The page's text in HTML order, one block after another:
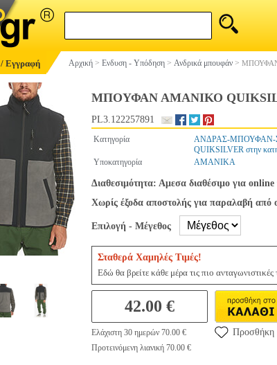
Εγγραφή Αρχική > Ενδυση - Υπόδηση > Ανδρικά μπουφάν > ΜΠΟΥΦΑΝ
ΜΠΟΥΦΑΝ ΑΜΑΝΙΚΟ
PL3.122257891
Κατηγορία ΑΝΔΡΑΣ-ΜΠΟΥΦΑΝ-
QUIKSILVER στην
Υποκατηγορία
ΑΜΑΝΙΚΑ
Διαθεσιμότητα: Αμεσα διαθέσιμο για
Χωρίς έξοδα αποστολής για παραλαβή από
Επιλογή - Μέγεθος
Σταθερά Χαμηλές Τιμές!
Εδώ θα βρείτε κάθε μέρα τις πιο ανταγωνιστικές
42.00 €
Ελάχιστη 30 ημερών 70.00 €
Προτεινόμενη λιανική 70.00 €
Προσθήκη